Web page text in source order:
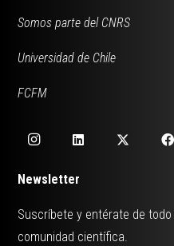
Somos parte del CNRS
Universidad de Chile
FCFM
Newsletter
Suscríbete y entérate de
comunidad científica.